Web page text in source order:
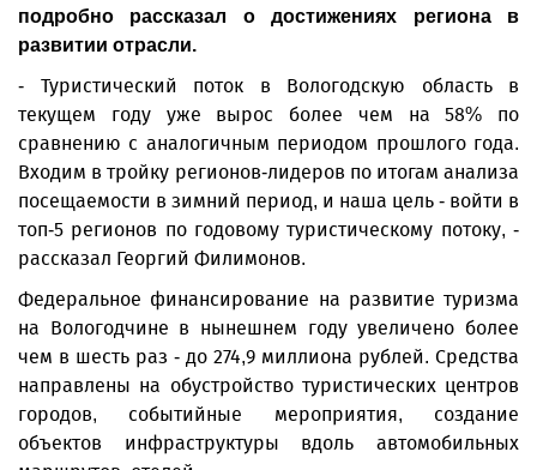
подробно рассказал о достижениях региона в
развитии отрасли.
- Туристический поток в Вологодскую область в
текущем году уже вырос более чем на 58% по
сравнению с аналогичным периодом прошлого года.
Входим в тройку регионов-лидеров по итогам анализа
посещаемости в зимний период, и наша цель - войти в
топ-5 регионов по годовому туристическому потоку, -
рассказал Георгий Филимонов.
Федеральное финансирование на развитие туризма
на Вологодчине в нынешнем году увеличено более
чем в шесть раз - до 274,9 миллиона рублей. Средства
направлены на обустройство туристических центров
городов, событийные мероприятия, создание
объектов инфраструктуры вдоль автомобильных